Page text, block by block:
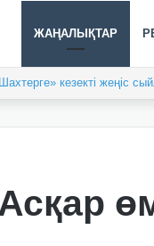
ЖАҢАЛЫҚТАР
кезекті жеңіс